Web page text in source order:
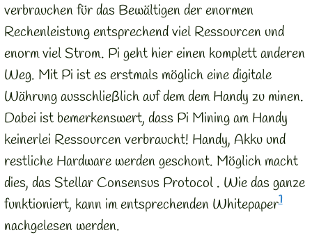
verbrauchen für das Bewältigen der enormen
Rechenleistung entsprechend viel Ressourcen und
enorm viel Strom. Pi geht hier einen komplett anderen
Weg. Mit Pi ist es erstmals möglich eine digitale
Währung ausschließlich auf dem dem Handy zu minen.
Dabei ist bemerkenswert, dass Pi Mining am Handy
keinerlei Ressourcen verbraucht! Handy, Akku und
restliche Hardware werden geschont. Möglich macht
dies, das Stellar Consensus Protocol . Wie das ganze
funktioniert, kann im entsprechenden Whitepaper1
nachgelesen werden.